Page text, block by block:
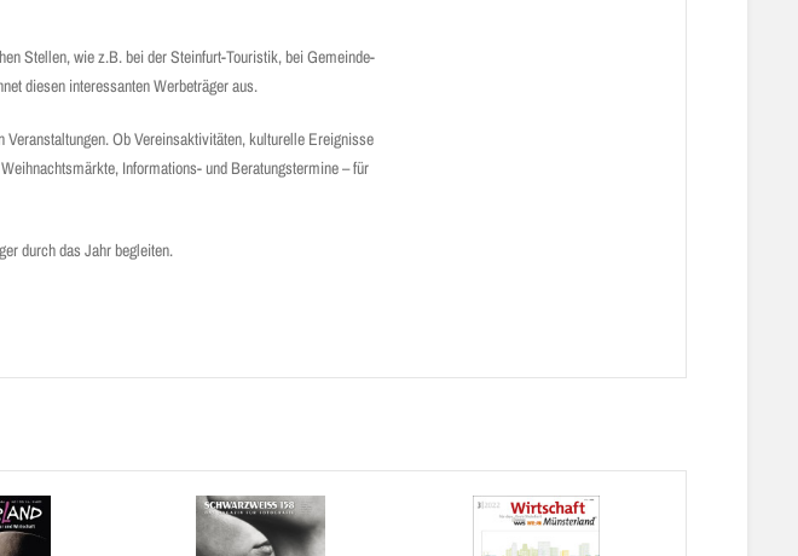
Stellen, wie z.B. bei der Steinfurt-Touristik, bei Gemeinde­
diesen interessanten Werbeträger aus.
Ob Vereins­ak­tivi­täten, kulturelle Ereig­nisse
Informations- und Be­ratungstermine – für
durch das Jahr begleiten.